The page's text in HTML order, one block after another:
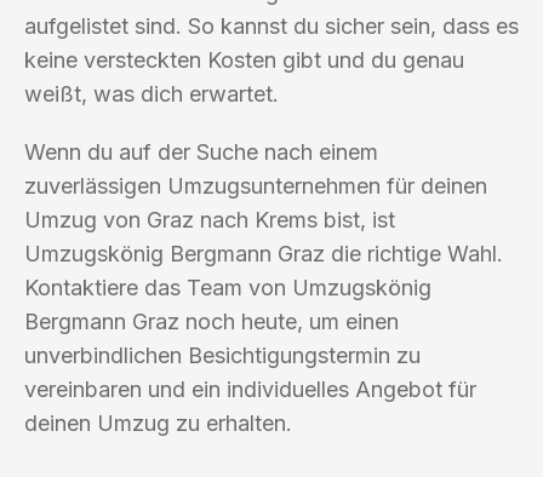
aufgelistet sind. So kannst du sicher sein, dass es
keine versteckten Kosten gibt und du genau
weißt, was dich erwartet.
Wenn du auf der Suche nach einem
zuverlässigen Umzugsunternehmen für deinen
Umzug von Graz nach Krems bist, ist
Umzugskönig Bergmann Graz die richtige Wahl.
Kontaktiere das Team von Umzugskönig
Bergmann Graz noch heute, um einen
unverbindlichen Besichtigungstermin zu
vereinbaren und ein individuelles Angebot für
deinen Umzug zu erhalten.